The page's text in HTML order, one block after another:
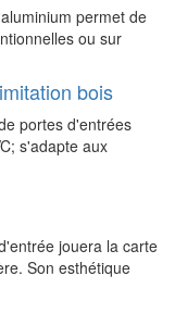
permet de
ou sur
bois
portes d'entrées
s'adapte aux
jouera la carte
Son esthétique